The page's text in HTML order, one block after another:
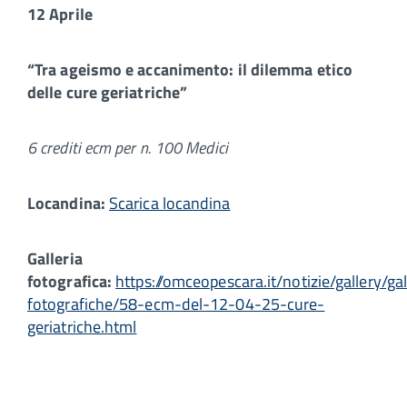
12 Aprile
“Tra ageismo e accanimento: il dilemma etico
delle cure geriatriche”
6 crediti ecm per n. 100 Medici
Locandina: Scarica locandina
Galleria
fotografica: https://omceopescara.it/notizie/gallery/
fotografiche/58-ecm-del-12-04-25-cure-
geriatriche.html